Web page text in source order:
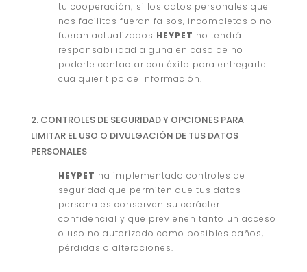
tu cooperación; si los datos personales que
nos facilitas fueran falsos, incompletos o no
fueran actualizados HEYPET no tendrá
responsabilidad alguna en caso de no
poderte contactar con éxito para entregarte
cualquier tipo de información.
2. CONTROLES DE SEGURIDAD Y OPCIONES PARA
LIMITAR EL USO O DIVULGACIÓN DE TUS DATOS
PERSONALES
HEYPET ha implementado controles de
seguridad que permiten que tus datos
personales conserven su carácter
confidencial y que previenen tanto un acceso
o uso no autorizado como posibles daños,
pérdidas o alteraciones.